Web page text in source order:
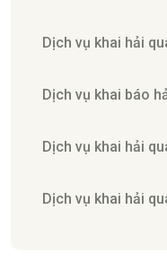
Dịch vụ khai hải
Dịch vụ khai báo
Dịch vụ khai hải
Dịch vụ khai hải